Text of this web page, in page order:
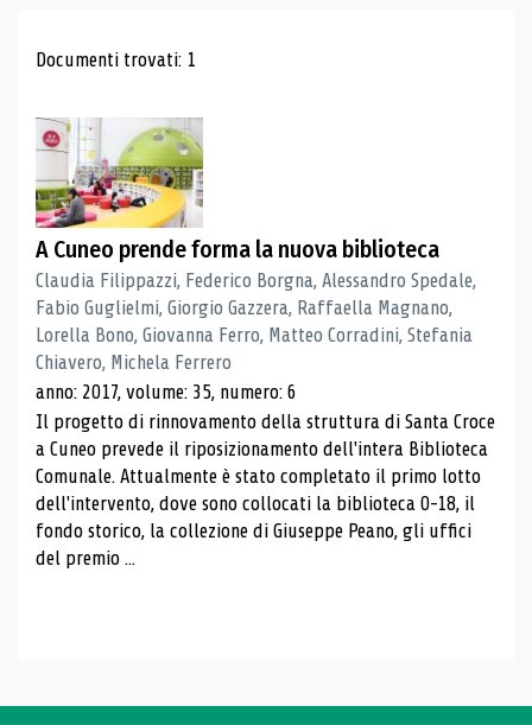
Risultati di ricerca
Documenti trovati: 1
A Cuneo prende forma la nuova biblioteca
Claudia Filippazzi, Federico Borgna, Alessandro Spedale,
Fabio Guglielmi, Giorgio Gazzera, Raffaella Magnano,
Lorella Bono, Giovanna Ferro, Matteo Corradini, Stefania
Chiavero, Michela Ferrero
anno: 2017, volume: 35, numero: 6
Il progetto di rinnovamento della struttura di Santa Croce
a Cuneo prevede il riposizionamento dell'intera Biblioteca
Comunale. Attualmente è stato completato il primo lotto
dell'intervento, dove sono collocati la biblioteca 0-18, il
fondo storico, la collezione di Giuseppe Peano, gli uffici
del premio ...